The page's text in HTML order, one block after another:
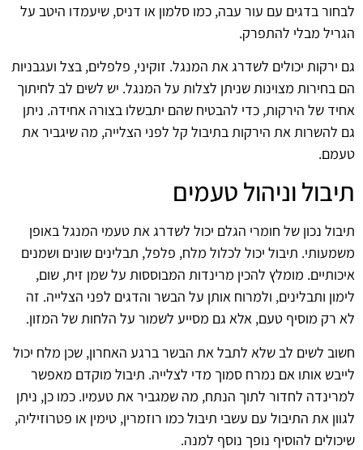
לבחור בדגים עם עור עבה, כמו סלמון או דניס, שיעמדו היטב על
הגריל מבלי להתפרק.
גם ירקות יכולים לשדרג את המנגל. זוקיני, פלפלים, בצל ועגבניות
הם בחירות מצוינות שניתן לצלות על המנגל. יש לשים לב לחיתוך
אחיד של הירקות, כדי להבטיח שהם יתבשלו בצורה אחידה. ניתן
גם להשרות את הירקות בתיבול קל לפני הצלייה, מה שיגביר את
טעמם.
תיבול וניהול טעמים
תיבול נכון של חומרי הגלם יכול לשדרג את טעמי המנגל באופן
משמעותי. תיבול יכול לכלול מלח, פלפל, תבלינים שונים ושמנים
איכותיים. מומלץ להכין מרינדות המבוססות על שמן זית, שום,
לימון ותבלינים, ולמרוח אותן על הבשר והדגים לפני הצלייה. זה
לא רק מוסיף טעם, אלא גם מסייע לשמור על הלחות של המזון.
חשוב לשים לב שלא לתבל את הבשר ברגע האחרון, שכן מלח יכול
לייבש אותו אם נמרח סמוך מדי לצלייה. תיבול מוקדם מאפשר
למרינדה לחדור לתוך הנתח, מה שמגביר את טעמיו. כמו כן, ניתן
לגוון את התיבול עם עשבי תיבול כמו רוזמרין, טימין או פטרוזיליה,
שיכולים להוסיף נופך נוסף למנה.